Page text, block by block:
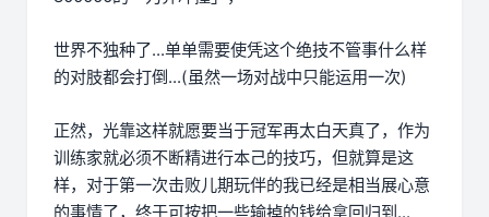
世界不独种了...单单需要使凭这个绝技不管事什么样
的对肢都会打倒...(虽然一场对战中只能运用一次)
正然，光靠这样就愿要当于冠军再太白天真了，作为
训练家就必须不断精进行本己的技巧，但就算是这
样，对于第一次击败儿期玩伴的我已经是相当展心意
的事情了，终于可按把一些输掉的钱给拿回归到...